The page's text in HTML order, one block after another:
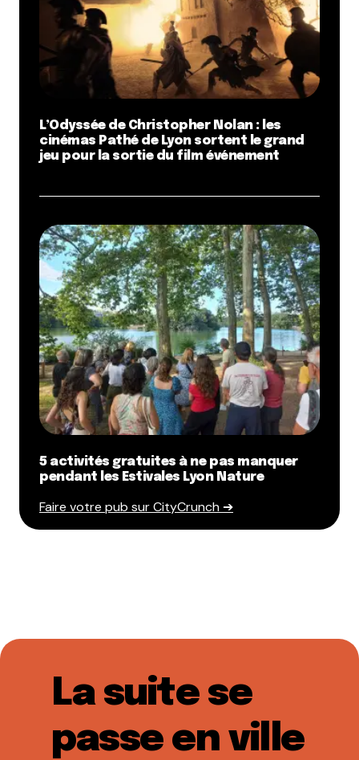
L’Odyssée de Christopher Nolan : les
cinémas Pathé de Lyon sortent le grand
jeu pour la sortie du film événement
5 activités gratuites à ne pas manquer
pendant les Estivales Lyon Nature
Faire votre pub sur CityCrunch ➔
La suite se
passe en ville